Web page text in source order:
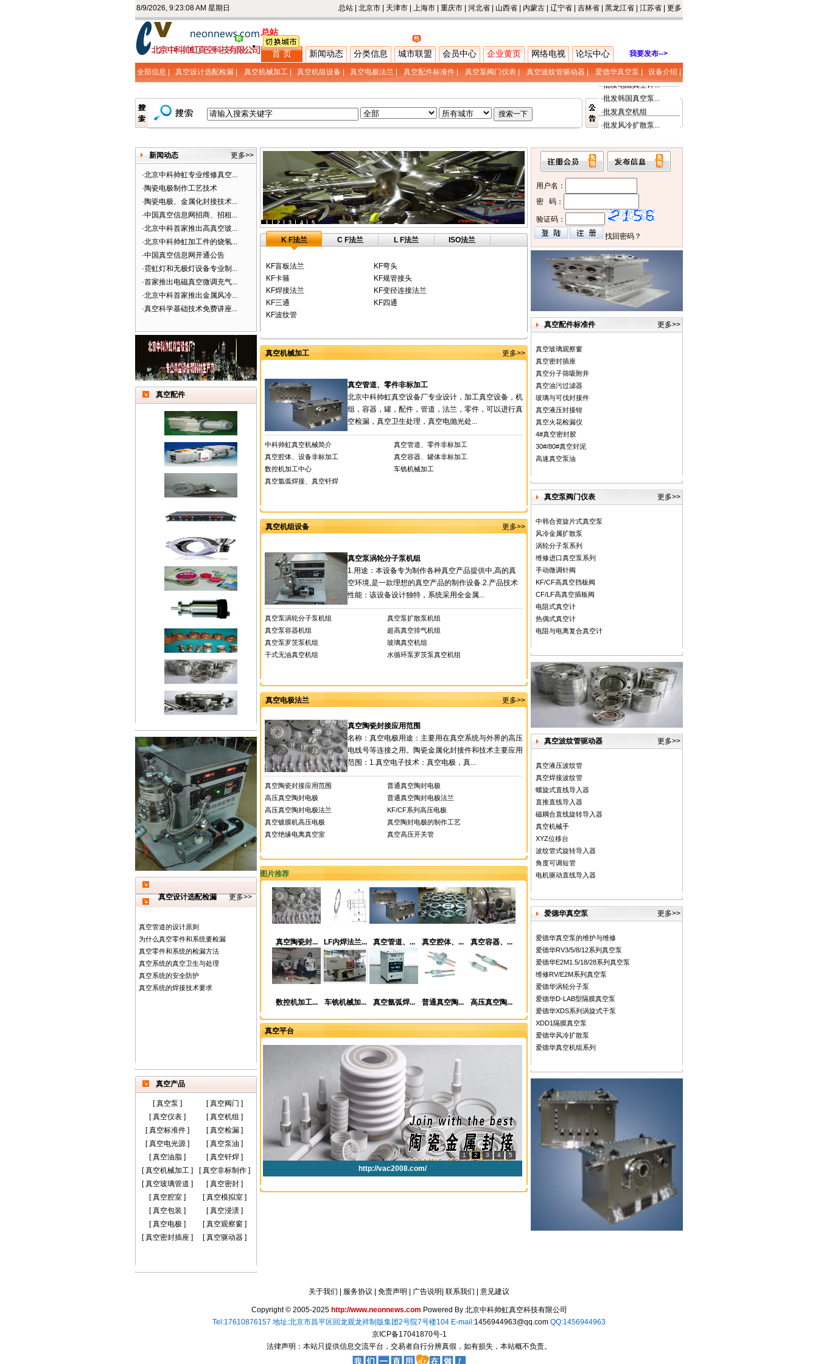
8/9/2026, 9:23:09 AM 星期日 总站 北京市 天津市 上海市 重庆市 河北省 山西省 内蒙古 辽宁省 吉林省 黑龙江省 江苏省 更多
总站
首 页 新闻动态 分类信息 城市联盟 会员中心 企业黄页 网络电视 论坛中心 我要发布-->
全部信息 | 真空设计选配检漏| 真空机械加工| 真空机组设备| 真空电极法兰| 真空配件标准件| 真空泵阀门仪表| 真空波纹管驱动器| 爱德华真空泵| 设备介绍|
·北京中科帅虹维...
·批发电阻真空计...
批发韩国真空泵...
批发真空机组
批发风冷扩散泵...
新闻动态 更多>>
·北京中科帅虹专业维修真空...
·陶瓷电极制作工艺技术
·陶瓷电极、金属化封接技术...
·中国真空信息网招商、招租...
·北京中科首家推出高真空玻...
·北京中科帅虹加工件的烧氢...
·中国真空信息网开通公告
·霓虹灯和无极灯设备专业制...
·首家推出电磁真空微调充气...
·北京中科首家推出金属风冷...
·真空科学基础技术免费讲座...
真空配件
真空设计选配检漏 更多>>
真空管道的设计原则
为什么真空零件和系统要检漏
真空零件和系统的检漏方法
真空系统的真空卫生与处理
真空系统的安全防护
真空系统的焊接技术要求
真空产品
[真空泵 ] [真空阀门 ]
[真空仪表 ] [真空机组 ]
[真空标准件 ] [真空检漏]
[真空电光源 ] [真空泵油 ]
[真空油脂 ] [真空钎焊]
[真空机械加工 ] [真空非标制作]
[真空玻璃管道 ] [真空密封]
[真空腔室 ] [真空模拟室]
[真空包装 ] [真空浸渍]
[真空电极 ] [真空观察窗]
[真空密封插座 ] [真空驱动器]
1 2 3 4 5
K F法兰 C F法兰 L F法兰 ISO法兰
KF盲板法兰
KF弯头
KF卡箍
KF规管接头
KF焊接法兰
KF变径连接法兰
KF三通
KF四通
KF波纹管
真空机械加工 更多>>
真空管道、零件非标加工
北京中科帅虹真空设备厂专业设计，加工真空设备，机
组，容器，罐，配件，管道，法兰，零件，可以进行真
空检漏，真空卫生处理，真空电抛光处...
中科帅虹真空机械简介
真空管道、零件非标加工
真空腔体、设备非标加工
真空容器、罐体非标加工
数控机加工中心
车铣机械加工
真空氩弧焊接、真空钎焊
真空机组设备 更多>>
真空泵涡轮分子泵机组
1.用途：本设备专为制作各种真空产品提供中,高的真
空环境,是一款理想的真空产品的制作设备.2.产品技术
性能：该设备设计独特，系统采用全金属...
真空泵涡轮分子泵机组
真空泵扩散泵机组
真空泵容器机组
超高真空排气机组
真空泵罗茨泵机组
玻璃真空机组
干式无油真空机组
水循环泵罗茨泵真空机组
真空电极法兰 更多>>
真空陶瓷封接应用范围
名称：真空电极用途：主要用在真空系统与外界的高压
电线号等连接之用。陶瓷金属化封接件和技术主要应用
范围：1.真空电子技术：真空电极，真...
真空陶瓷封接应用范围
普通真空陶封电极
高压真空陶封电极
普通真空陶封电极法兰
高压真空陶封电极法兰
KF/CF系列高压电极
真空镀膜机高压电极
真空陶封电极的制作工艺
真空绝缘电离真空室
真空高压开关管
图片推荐
真空陶瓷封... LF内焊法兰... 真空管道、... 真空腔体、... 真空容器、...
数控机加工... 车铣机械加... 真空氩弧焊... 普通真空陶... 高压真空陶...
真空平台
用户名：
密 码：
验证码：
找回密码？
真空配件标准件 更多>>
真空玻璃观察窗
真空密封插座
真空分子筛吸附井
真空油污过滤器
玻璃与可伐封接件
真空液压封接钳
真空火花检漏仪
4#真空密封胶
30#/80#真空封泥
高速真空泵油
真空泵阀门仪表 更多>>
中韩合资旋片式真空泵
风冷金属扩散泵
涡轮分子泵系列
维修进口真空泵系列
手动微调针阀
KF/CF高真空挡板阀
CF/LF高真空插板阀
电阻式真空计
热偶式真空计
电阻与电离复合真空计
真空波纹管驱动器 更多>>
真空液压波纹管
真空焊接波纹管
螺旋式直线导入器
直推直线导入器
磁耦合直线旋转导入器
真空机械手
XYZ位移台
波纹管式旋转导入器
角度可调短管
电机驱动直线导入器
爱德华真空泵 更多>>
爱德华真空泵的维护与维修
爱德华RV3/5/8/12系列真空泵
爱德华E2M1.5/18/28系列真空泵
维修RV/E2M系列真空泵
爱德华涡轮分子泵
爱德华D-LAB型隔膜真空泵
爱德华XDS系列涡旋式干泵
XDD1隔膜真空泵
爱德华风冷扩散泵
爱德华真空机组系列
关于我们 服务协议 免责声明 广告说明 联系我们 意见建议
Copyright © 2005-2025 http://www.neonnews.com Powered By 北京中科帅虹真空科技有限公司
Tel:17610876157 地址:北京市昌平区回龙观龙祥制版集团2号院7号楼104 E-mail:1456944963@qq.com QQ:1456944963
京ICP备17041870号-1
法律声明：本站只提供信息交流平台，交易者自行分辨真假，如有损失，本站概不负责。